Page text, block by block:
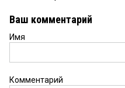
Ваш комментарий
Имя
Комментарий